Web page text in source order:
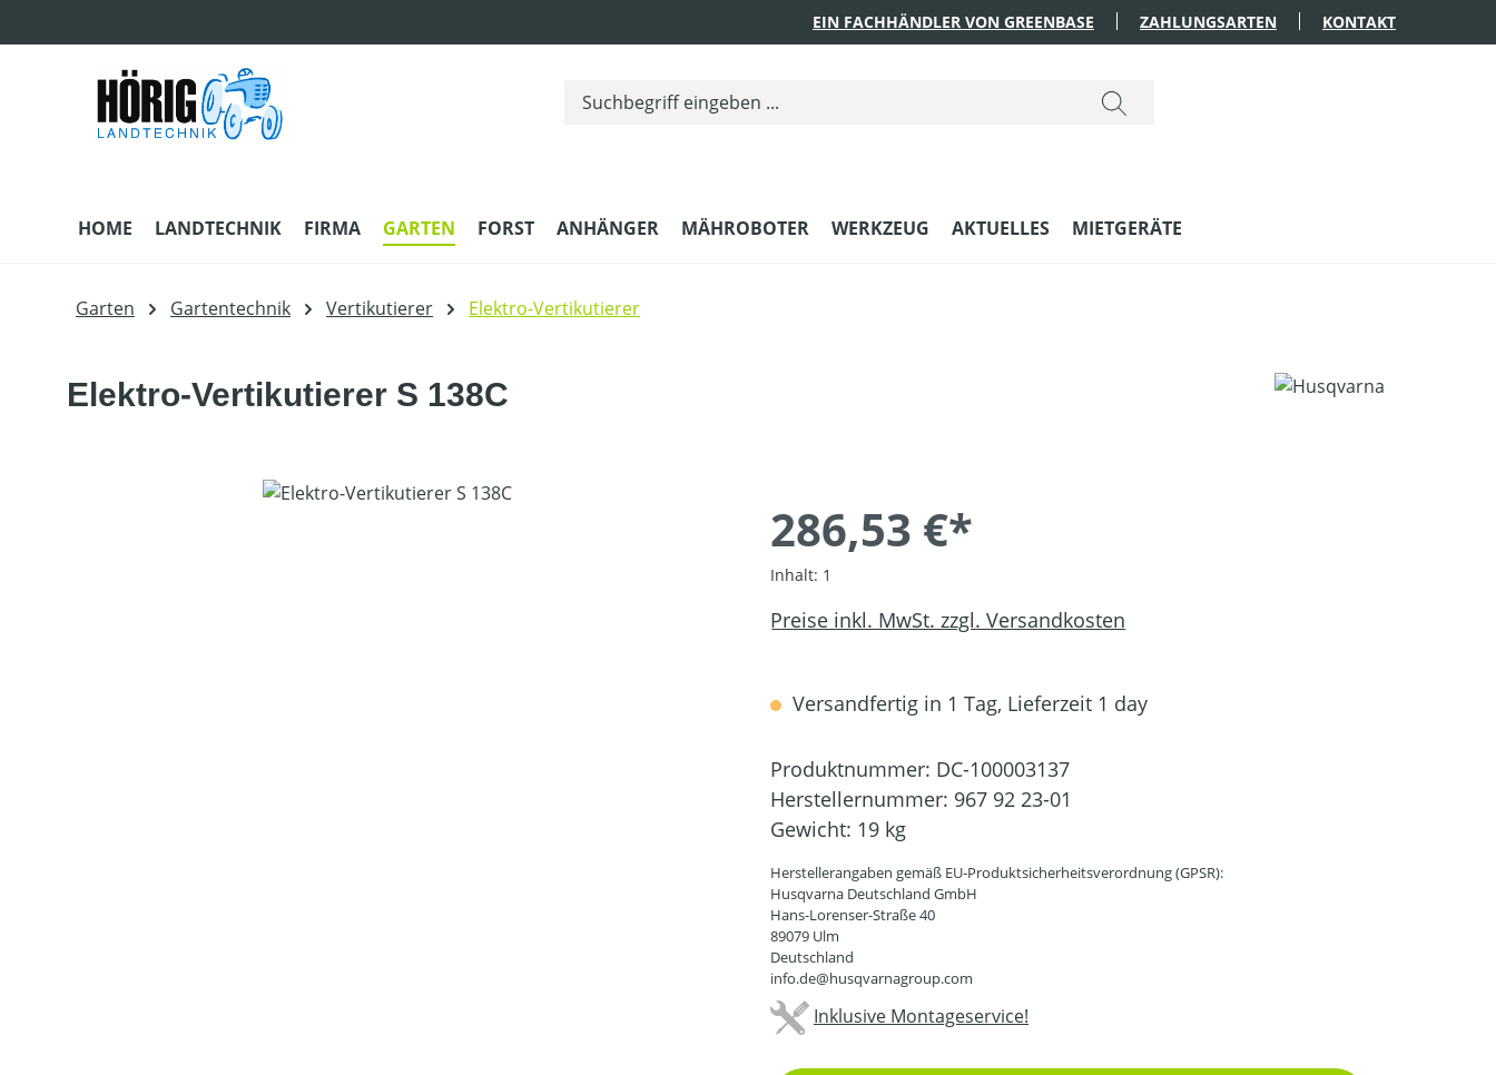
EIN FACHHÄNDLER VON GREENBASE ZAHLUNGSARTEN KONTAKT
HOME LANDTECHNIK FIRMA GARTEN FORST ANHÄNGER MÄHROBOTER WERKZEUG AKTUELLES MIETGERÄTE
Garten Gartentechnik Vertikutierer Elektro-Vertikutierer
Elektro-Vertikutierer S 138C
Bildergalerie überspringen
286,53 €*
Inhalt: 1
Preise inkl. MwSt. zzgl. Versandkosten
Versandfertig in 1 Tag, Lieferzeit 1 day
Produktnummer: DC-100003137
Herstellernummer: 967 92 23-01
Gewicht: 19 kg
Herstellerangaben gemäß EU-Produktsicherheitsverordnung (GPSR):
Husqvarna Deutschland GmbH
Hans-Lorenser-Straße 40
89079 Ulm
Deutschland
info.de@husqvarnagroup.com
Inklusive Montageservice!